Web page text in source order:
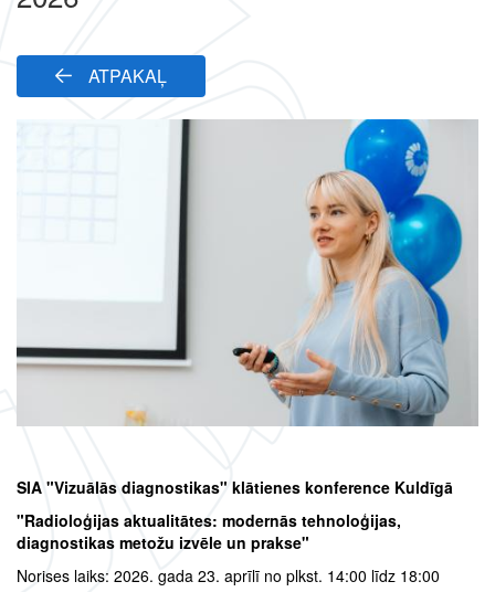
ATPAKAĻ
SIA "Vizuālās diagnostikas" klātienes konference Kuldīgā
"Radioloģijas aktualitātes: modernās tehnoloģijas,
diagnostikas metožu izvēle un prakse"
Norises laiks: 2026. gada 23. aprīlī no plkst. 14:00 līdz 18:00